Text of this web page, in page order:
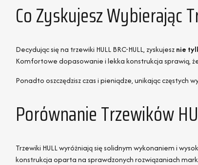
Co Zyskujesz Wybierając
Decydując się na trzewiki HULL BRC-HULL, zyskujesznie
Komfortowe dopasowanie i lekka konstrukcja sprawią,
Ponadto oszczędzisz czas i pieniądze, unikając
Porównanie Trzewików
Trzewiki HULL wyróżniają się solidnym wykonaniem i
konstrukcja oparta na sprawdzonych rozwiązaniach